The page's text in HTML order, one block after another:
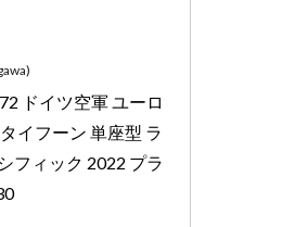
ドイツ空軍 ユーロ
イフーン 単座型 ラ
フィック 2022 プラ